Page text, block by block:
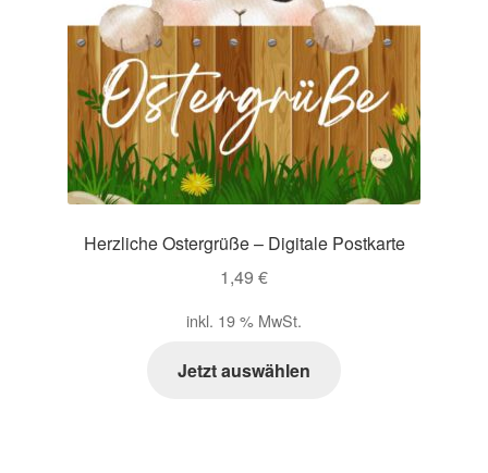
Herzliche Ostergrüße – Digitale Postkarte
1,49 €
inkl. 19 % MwSt.
Jetzt auswählen